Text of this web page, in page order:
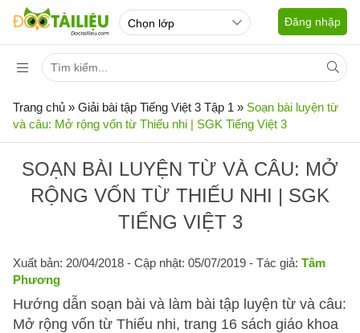
Đăng nhập
Trang chủ » Giải bài tập Tiếng Việt 3 Tập 1 » Soạn bài luyện từ
và câu: Mở rộng vốn từ Thiếu nhi | SGK Tiếng Việt 3
SOẠN BÀI LUYỆN TỪ VÀ CÂU: MỞ
RỘNG VỐN TỪ THIẾU NHI | SGK
TIẾNG VIỆT 3
Xuất bản: 20/04/2018 - Cập nhật: 05/07/2019 - Tác giả: Tâm
Phương
Hướng dẫn soạn bài và làm bài tập luyện từ và câu:
Mở rộng vốn từ Thiếu nhi, trang 16 sách giáo khoa